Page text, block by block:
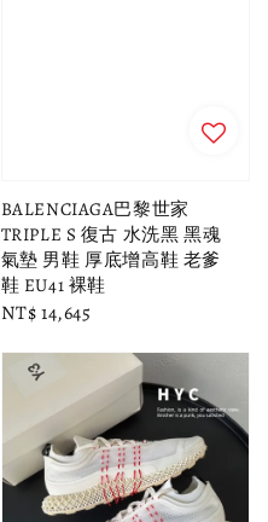
BALENCIAGA巴黎世家
TRIPLE S 復古 水洗黑 黑魂
氣墊 男鞋 厚底增高鞋 老爹
鞋 EU41 裸鞋
Regular
NT$ 14,645